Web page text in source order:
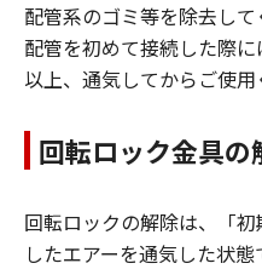
配管系のゴミ等を除去して
配管を初めて接続した際
以上、通気してからご使用
回転ロック金具の
回転ロックの解除は、「
したエアーを通気した状態